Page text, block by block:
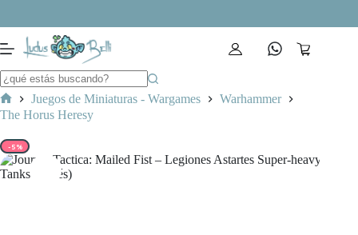
contenido
Carro
Inicio
Juegos de Miniaturas - Wargames
Warhammer
The Horus Heresy
-5%